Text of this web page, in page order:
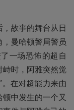
故事的舞台从日
曼哈顿警局警员
一场恐怖的超自
时，阿雅突然觉
在对超能力来由
中发生的一个又